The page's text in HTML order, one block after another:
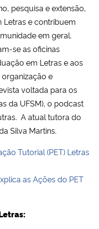
pesquisa e extensão,
e contribuem
em geral.
se as oficinas
em Letras e aos
e
voltada para os
da UFSM), o podcast
A atual tutora do
Silva Martins.
Tutorial (PET) Letras
as Ações do PET